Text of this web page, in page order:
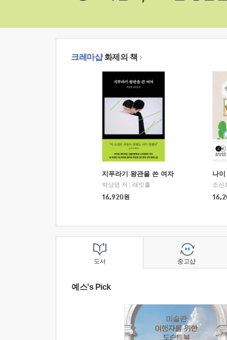
크레마샵화제의 책
지푸라기 왕관을 쓴 여자
박상영 저
래빗홀
16,920원
나
조선
도서
예스's Pick
중고샵